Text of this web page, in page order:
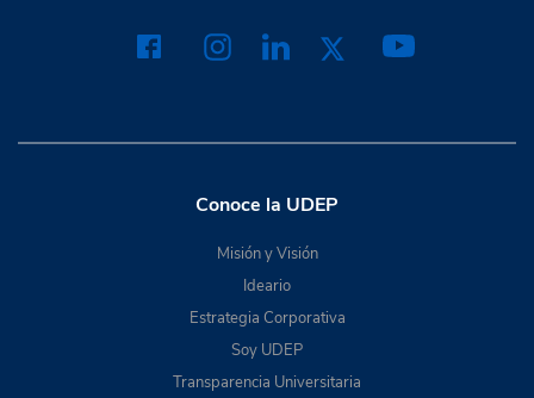
Conoce la UDEP
Misión y Visión
Ideario
Estrategia Corporativa
Soy UDEP
Transparencia Universitaria